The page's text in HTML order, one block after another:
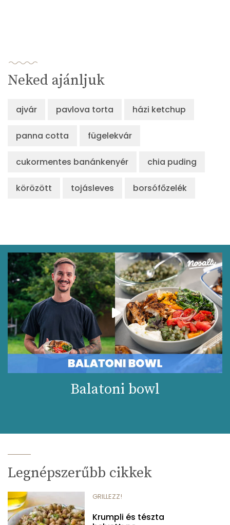
Neked ajánljuk
ajvár pavlova torta házi ketchup
panna cotta fügelekvár
cukormentes banánkenyér chia puding
körözött tojásleves borsófőzelék
Balatoni bowl
Legnépszerűbb cikkek
GRILLEZZ!
Krumpli és tészta